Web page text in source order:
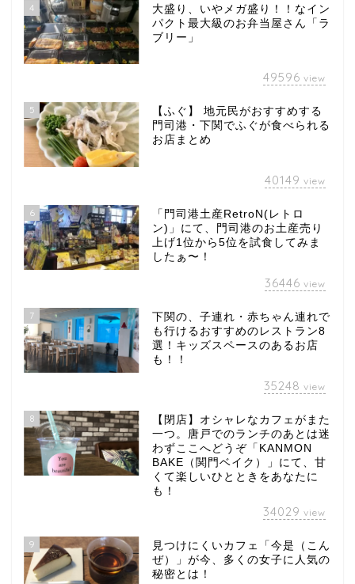
4
大盛り、いやメガ盛り！！なイン
パクト最大級のお弁当屋さん「ラ
ブリー」
49596 view
5
【ふぐ】 地元民がおすすめする
門司港・下関でふぐが食べられる
お店まとめ
40149 view
6
「門司港土産RetroN(レトロ
ン)」にて、門司港のお土産売り
上げ1位から5位を試食してみま
したぁ〜！
36446 view
7
下関の、子連れ・赤ちゃん連れで
も行けるおすすめのレストラン8
選！キッズスペースのあるお店
も！！
35248 view
8
【閉店】オシャレなカフェがまた
一つ。唐戸でのランチのあとは迷
わずここへどうぞ「KANMON
BAKE（関門ベイク）」にて、甘
くて楽しいひとときをあなたに
も！
34029 view
9
見つけにくいカフェ「今是（こん
ぜ）」が今、多くの女子に人気の
秘密とは！